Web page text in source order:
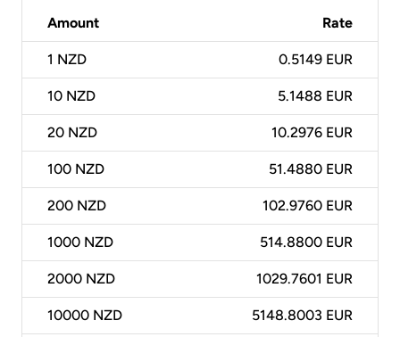
Amount Rate
1 NZD 0.5149 EUR
10 NZD 5.1488 EUR
20 NZD 10.2976 EUR
100 NZD 51.4880 EUR
200 NZD 102.9760 EUR
1000 NZD 514.8800 EUR
2000 NZD 1029.7601 EUR
10000 NZD 5148.8003 EUR